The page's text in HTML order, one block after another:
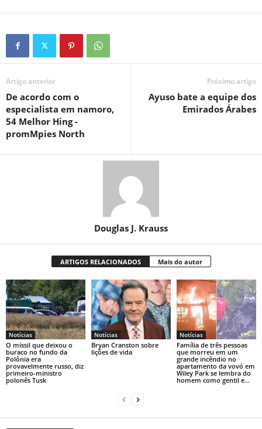
Artigo anterior
De acordo com o
especialista em namoro,
54 Melhor Hing -
promMpies North
Próximo artigo
Ayuso bate a equipe dos
Emirados Árabes
Douglas J. Krauss
ARTIGOS RELACIONADOS Mais do autor
Notícias
O míssil que deixou o
buraco no fundo da
Polônia era
provavelmente russo, diz
primeiro-ministro
polonês Tusk
Notícias
Bryan Cranston sobre
lições de vida
Notícias
Família de três pessoas
que morreu em um
grande incêndio no
apartamento da vovó em
Wiley Park se lembra do
homem como gentil e...